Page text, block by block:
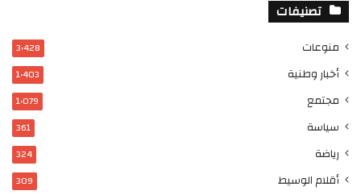
تصنيفات
منوعات 3٬428
أخبار وطنية 1٬403
مجتمع 1٬079
سياسة 361
رياضة 324
أقلام الوسيط 309